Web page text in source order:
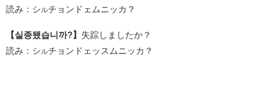
読み：シ ルチョンドェムニッカ？
【실종됐습니까?】 失踪しましたか？
読み：シ ルチョンドェッスムニッカ？